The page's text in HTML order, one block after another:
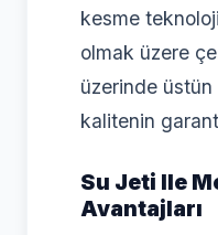
kesme
olmak üzere
üzerinde
kalitenin
Su Jeti Ile
Avantajları